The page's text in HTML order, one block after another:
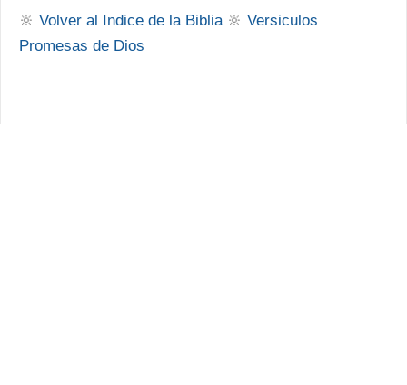
🔆 Volver al Indice de la Biblia🔆 Versiculos
Promesas de Dios